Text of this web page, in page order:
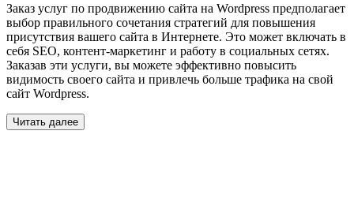
Заказ услуг по продвижению сайта на Wordpress предполагает
выбор правильного сочетания стратегий для повышения
присутствия вашего сайта в Интернете. Это может включать в
себя SEO, контент-маркетинг и работу в социальных сетях.
Заказав эти услуги, вы можете эффективно повысить
видимость своего сайта и привлечь больше трафика на свой
сайт Wordpress.
Читать далее